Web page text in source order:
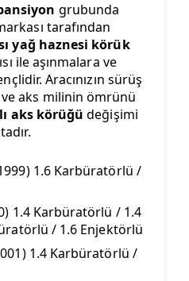
grubunda
tarafından
yağ haznesi körük
ile aşınmalara ve
Aracınızın sürüş
aks milinin ömrünü
aks körüğü değişimi
1.6 Karbüratörlü /
1.4 Karbüratörlü / 1.4
/ 1.6 Enjektörlü
1.4 Karbüratörlü /